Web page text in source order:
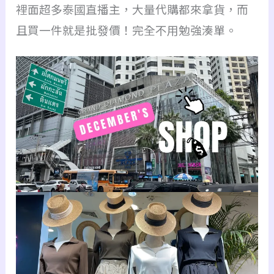
裡面超多泰國直播主，大量代購都來拿貨，而
且買一件就是批發價！完全不用勉強湊單。